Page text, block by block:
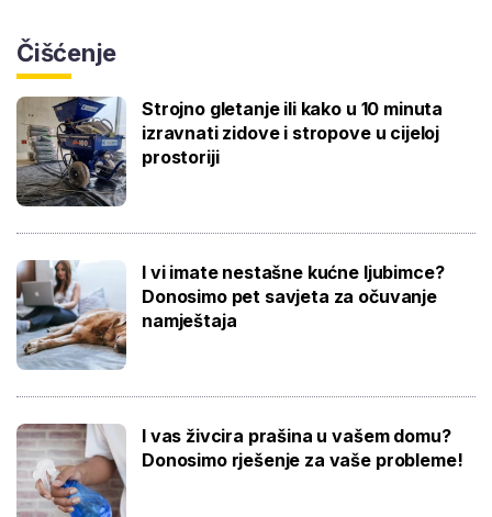
Čišćenje
Strojno gletanje ili kako u 10 minuta
izravnati zidove i stropove u cijeloj
prostoriji
I vi imate nestašne kućne ljubimce?
Donosimo pet savjeta za očuvanje
namještaja
I vas živcira prašina u vašem domu?
Donosimo rješenje za vaše probleme!